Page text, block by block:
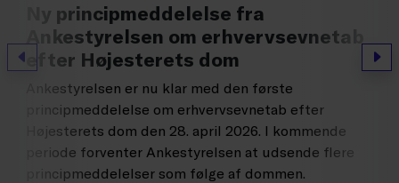
Forrige
Ny principmeddelelse fra
Ankestyrelsen om erhvervsevnetab
efter Højesterets dom
Ankestyrelsen er nu klar med den første
principmeddelelse om erhvervsevnetab efter
Højesterets dom den 28. april 2026. I kommende
periode forventer Ankestyrelsen at udsende flere
principmeddelelser som følge af dommen.